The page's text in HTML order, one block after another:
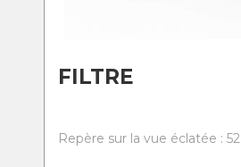
FILTRE
Repère sur la vue éclatée : 52